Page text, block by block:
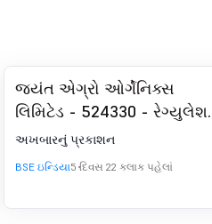
જયંત એગ્રો ઓર્ગેનિક્સ
લિમિટેડ - 524330 -
30 (LODR) હેઠળ જાહેરાત -
ન્યૂઝપેપર પબ્લિકેશન
અખબારનું પ્રકાશન
BSE ઇન્ડિયા5 દિવસ 22 કલાક પહેલાં